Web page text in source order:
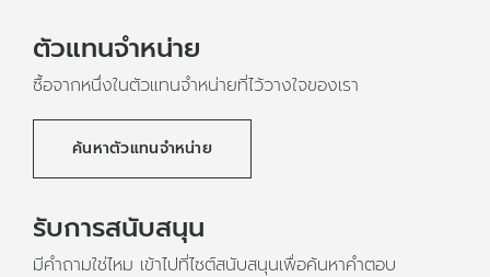
ตัวแทนจำหน่าย
ซื้อจากหนึ่งในตัวแทนจำหน่ายที่ไว้วางใจของเรา
ค้นหาตัวแทนจำหน่าย
รับการสนับสนุน
มีคำถามใช่ไหม เข้าไปที่ไซต์สนับสนุนเพื่อค้นหาคำตอบ